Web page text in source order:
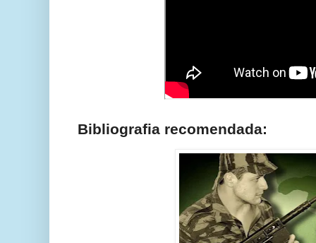
Bibliografia recomendada: